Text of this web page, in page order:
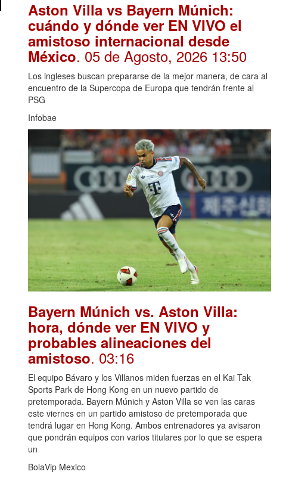
Aston Villa vs Bayern Múnich:
cuándo y dónde ver EN VIVO el
amistoso internacional desde
México. 05 de Agosto, 2026 13:50
Los ingleses buscan prepararse de la mejor manera, de cara al
encuentro de la Supercopa de Europa que tendrán frente al
PSG
Infobae
Bayern Múnich vs. Aston Villa:
hora, dónde ver EN VIVO y
probables alineaciones del
amistoso. 03:16
El equipo Bávaro y los Villanos miden fuerzas en el Kai Tak
Sports Park de Hong Kong en un nuevo partido de
pretemporada. Bayern Múnich y Aston Villa se ven las caras
este viernes en un partido amistoso de pretemporada que
tendrá lugar en Hong Kong. Ambos entrenadores ya avisaron
que pondrán equipos con varios titulares por lo que se espera
un
BolaVip Mexico